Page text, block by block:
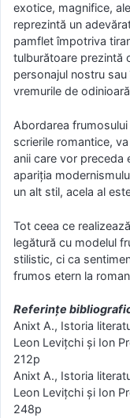
exotice, magnifice,
reprezintă un
pamflet împotriva
tulburătoare prezintă
personajul nostru
vremurile de
Abordarea
scrierile romantice,
anii care vor preceda
apariţia
un alt stil, acela al
Tot ceea ce
legătură cu modelul
stilistic, ci ca
frumos etern la
Referințe
Anixt A., Istoria
Leon Leviţchi şi Ion
212p
Anixt A., Istoria
Leon Leviţchi şi Ion
248p